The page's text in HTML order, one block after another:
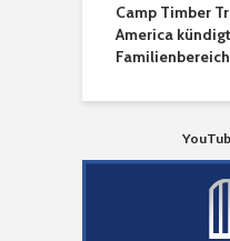
Camp Timber
America